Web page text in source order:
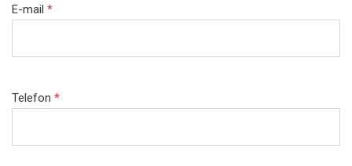
E-mail *
Telefon *